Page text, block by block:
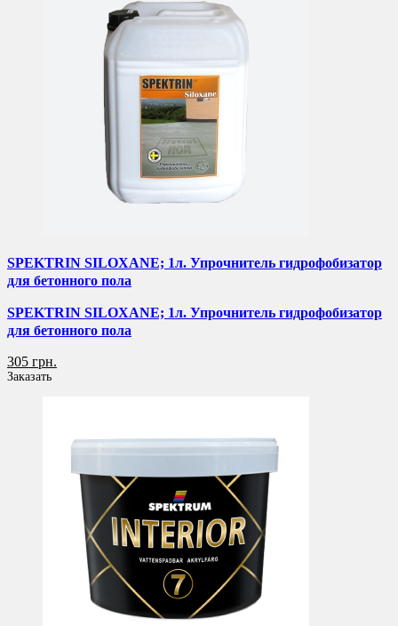
SPEKTRIN SILOXANE; 1л. Упрочнитель гидрофобизатор
для бетонного пола
SPEKTRIN SILOXANE; 1л. Упрочнитель гидрофобизатор
для бетонного пола
305 грн.
Заказать